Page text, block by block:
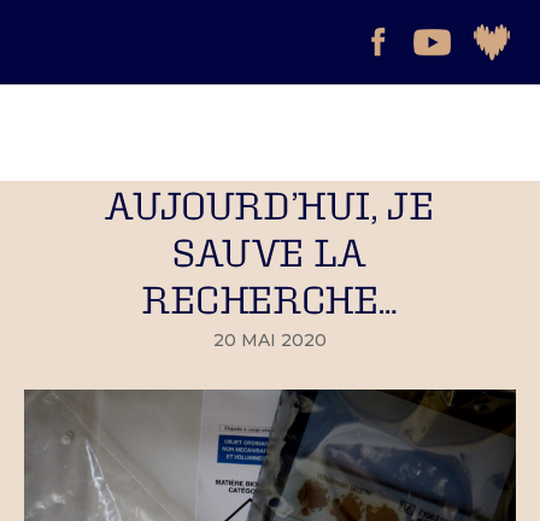
AUJOURD’HUI, JE
SAUVE LA
RECHERCHE…
20 MAI 2020